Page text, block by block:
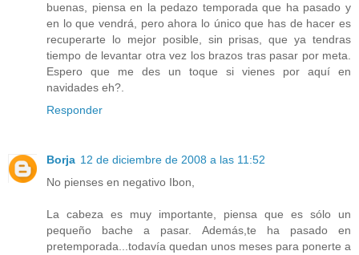
buenas, piensa en la pedazo temporada que ha pasado y
en lo que vendrá, pero ahora lo único que has de hacer es
recuperarte lo mejor posible, sin prisas, que ya tendras
tiempo de levantar otra vez los brazos tras pasar por meta.
Espero que me des un toque si vienes por aquí en
navidades eh?.
Responder
Borja 12 de diciembre de 2008 a las 11:52
No pienses en negativo Ibon,
La cabeza es muy importante, piensa que es sólo un
pequeño bache a pasar. Además,te ha pasado en
pretemporada...todavía quedan unos meses para ponerte a